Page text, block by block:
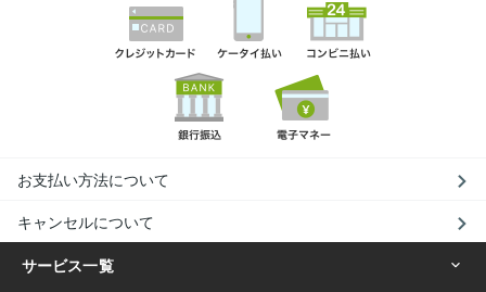
お支払い方法について
キャンセルについて